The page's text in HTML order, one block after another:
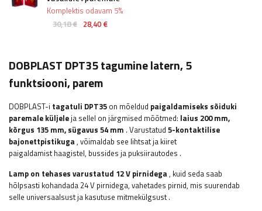
30,18 € 28,40 €
Komplektis odavam 5%
DOBPLAST DPT35 tagumine latern, 5
funktsiooni, parem
DOBPLAST-i tagatuli DPT35 on mõeldud paigaldamiseks sõiduki
paremale küljeleja sellel on järgmised mõõtmed: laius 200 mm,
kõrgus 135 mm, sügavus 54 mm . Varustatud 5-kontaktilise
bajonettpistikuga, võimaldab see lihtsat ja kiiret
paigaldamist haagistel, bussides ja puksiirautodes .
Lamp on tehases varustatud 12 V pirnidega, kuid seda saab
hõlpsasti kohandada 24 V pirnidega, vahetades pirnid, mis suurendab
selle universaalsust ja kasutuse mitmekülgsust.